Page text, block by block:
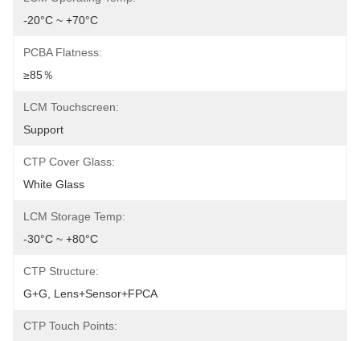
-20°C ~ +70°C
PCBA Flatness:
≥85％
LCM Touchscreen:
Support
CTP Cover Glass:
White Glass
LCM Storage Temp:
-30°C ~ +80°C
CTP Structure:
G+G, Lens+Sensor+FPCA
CTP Touch Points: